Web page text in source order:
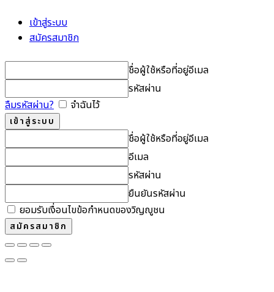
เข้าสู่ระบบ
สมัครสมาชิก
ชื่อผู้ใช้หรือที่อยู่อีเมล
รหัสผ่าน
ลืมรหัสผ่าน?
จำฉันไว้
ชื่อผู้ใช้หรือที่อยู่อีเมล
อีเมล
รหัสผ่าน
ยืนยันรหัสผ่าน
ยอมรับเงื่อนไขข้อกำหนดของวิญญูชน